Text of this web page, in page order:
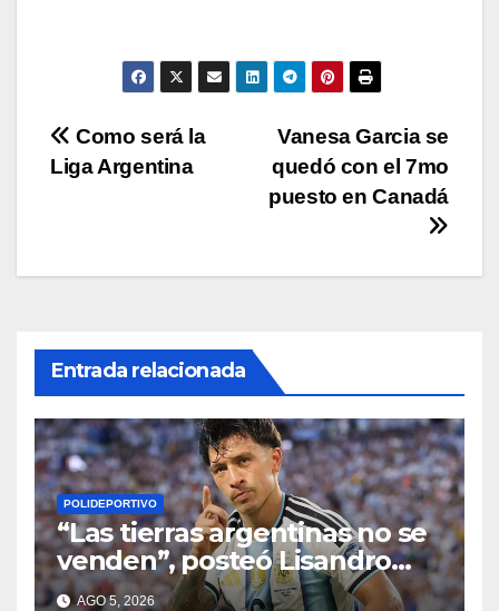
b
o
k
Li
n
ar
tir
Navegación
de
Vanesa Garcia se
quedó con el 7mo
puesto en Canadá
Como será la
Liga Argentina
Entrada relacionada
POLIDEPORTIVO
“Las tierras argentinas no se
venden”, posteó Lisandro
Martínez
AGO 5, 2026